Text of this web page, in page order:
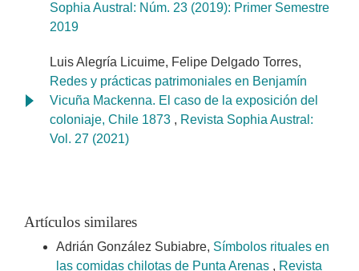
Sophia Austral: Núm. 23 (2019): Primer Semestre
2019
Luis Alegría Licuime, Felipe Delgado Torres,
Redes y prácticas patrimoniales en Benjamín
Vicuña Mackenna. El caso de la exposición del
coloniaje, Chile 1873 , Revista Sophia Austral:
Vol. 27 (2021)
Artículos similares
Adrián González Subiabre, Símbolos rituales en
las comidas chilotas de Punta Arenas , Revista